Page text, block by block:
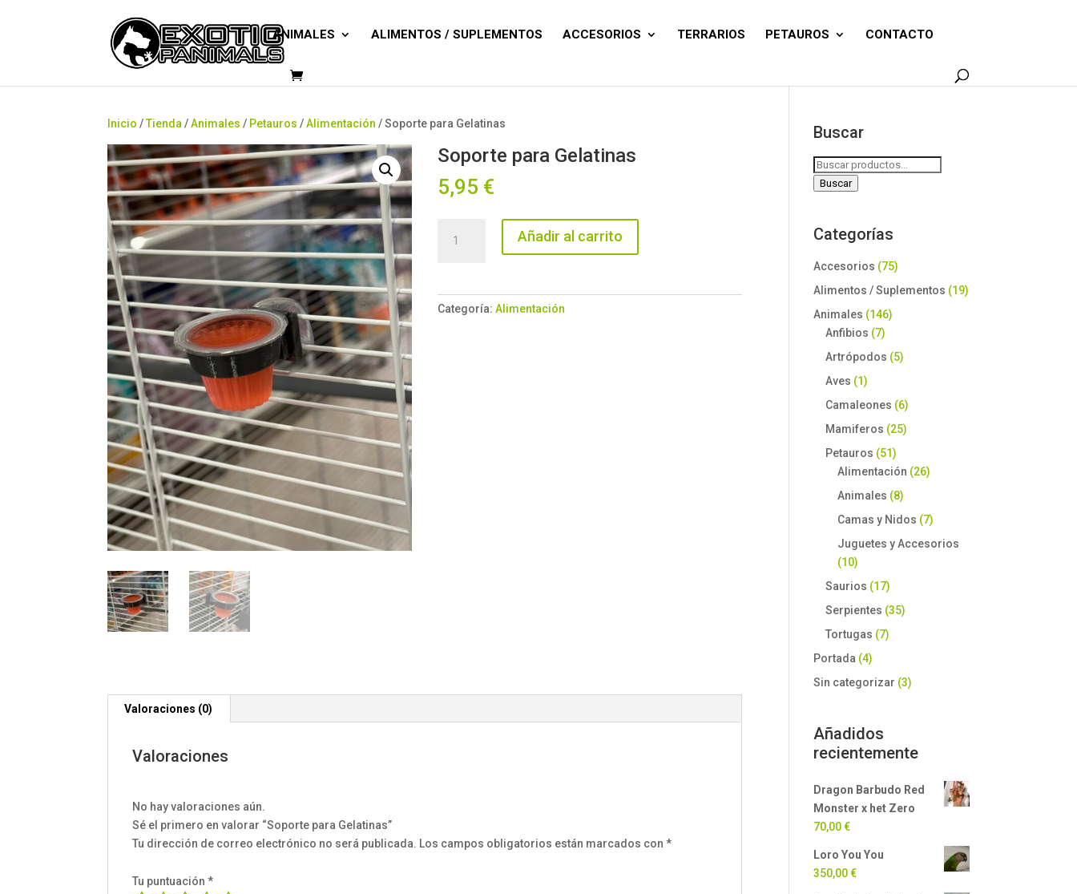
ANIMALES ALIMENTOS / SUPLEMENTOS ACCESORIOS TERRARIOS PETAUROS CONTACTO
productos
Inicio /Tienda /Animales / Petauros /Alimentación / Soporte para Gelatinas
Soporte para Gelatinas
5,95 €
para
Añadir al carrito
Categoría:Alimentación
Valoraciones (0)
Valoraciones
No hay valoraciones aún.
Sé el primero en valorar “Soporte para Gelatinas”
Tu dirección de correo electrónico no será publicada. Los campos obligatorios están marcados con*
Tu puntuación*
Buscar
Buscar
por:
Buscar
Categorías
Accesorios (75)
Alimentos / Suplementos (19)
Animales (146)
Anfibios (7)
Artrópodos (5)
Aves (1)
Camaleones (6)
Mamiferos (25)
Petauros (51)
Alimentación (26)
Animales (8)
Camas y Nidos (7)
Juguetes y Accesorios
(10)
Saurios (17)
Serpientes (35)
Tortugas (7)
Portada (4)
Sin categorizar (3)
Añadidos
recientemente
Dragon Barbudo Red
Monster x het Zero
70,00€
Loro You You
350,00€